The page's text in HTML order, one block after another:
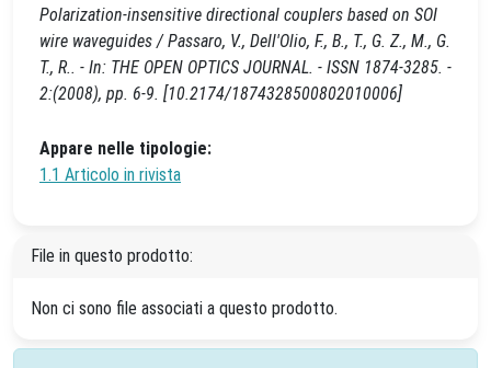
Polarization-insensitive directional couplers based on SOI
wire waveguides / Passaro, V., Dell'Olio, F., B., T., G. Z., M., G.
T., R.. - In: THE OPEN OPTICS JOURNAL. - ISSN 1874-3285. -
2:(2008), pp. 6-9. [10.2174/1874328500802010006]
Appare nelle tipologie:
1.1 Articolo in rivista
File in questo prodotto:
Non ci sono file associati a questo prodotto.